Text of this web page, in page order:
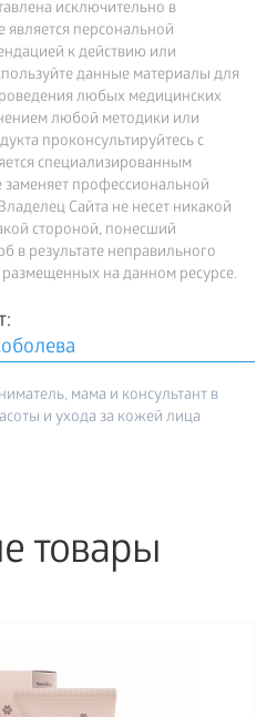
исключительно в
персональной
к действию или
данные материалы для
любых медицинских
любой методики или
проконсультируйтесь с
специализированным
профессиональной
Сайта не несет никакой
стороной, понесший
в результате неправильного
на данном ресурсе.
мама и консультант в
и ухода за кожей лица
товары